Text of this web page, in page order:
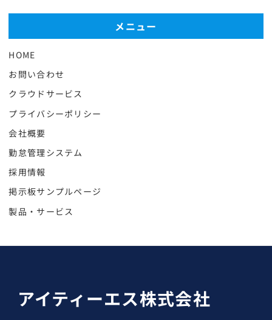
メニュー
HOME
お問い合わせ
クラウドサービス
プライバシーポリシー
会社概要
勤怠管理システム
採用情報
掲示板サンプルページ
製品・サービス
アイティーエス株式会社